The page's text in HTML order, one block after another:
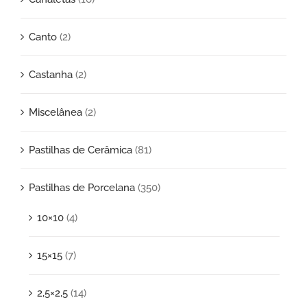
Canto (2)
Castanha (2)
Miscelânea (2)
Pastilhas de Cerâmica (81)
Pastilhas de Porcelana (350)
10×10 (4)
15×15 (7)
2,5×2,5 (14)